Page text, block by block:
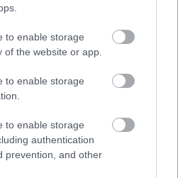
to enable storage
of the website or app.
to enable storage
to enable storage
authentication
prevention, and other